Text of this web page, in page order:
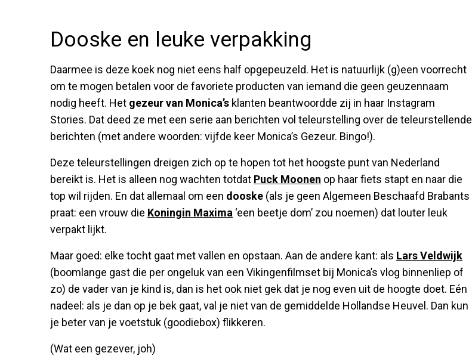
Dooske en leuke verpakking
Daarmee is deze koek nog niet eens half opgepeuzeld. Het is natuurlijk (g)een voorrecht
om te mogen betalen voor de favoriete producten van iemand die geen geuzennaam
nodig heeft. Het gezeur van Monica’s klanten beantwoordde zij in haar Instagram
Stories. Dat deed ze met een serie aan berichten vol teleurstelling over de teleurstellende
berichten (met andere woorden: vijfde keer Monica’s Gezeur. Bingo!).
Deze teleurstellingen dreigen zich op te hopen tot het hoogste punt van Nederland
bereikt is. Het is alleen nog wachten totdat Puck Moonen op haar fiets stapt en naar die
top wil rijden. En dat allemaal om een dooske (als je geen Algemeen Beschaafd Brabants
praat: een vrouw die Koningin Maxima ‘een beetje dom’ zou noemen) dat louter leuk
verpakt lijkt.
Maar goed: elke tocht gaat met vallen en opstaan. Aan de andere kant: als Lars Veldwijk
(boomlange gast die per ongeluk van een Vikingenfilmset bij Monica’s vlog binnenliep of
zo) de vader van je kind is, dan is het ook niet gek dat je nog even uit de hoogte doet. Eén
nadeel: als je dan op je bek gaat, val je niet van de gemiddelde Hollandse Heuvel. Dan kun
je beter van je voetstuk (goodiebox) flikkeren.
(Wat een gezever, joh)